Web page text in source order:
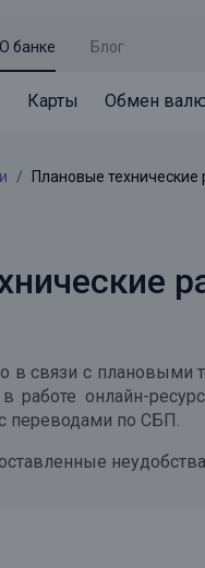
О банке Блог
Карты
услуг
Обмен
Плановые технические
в связи с плановыми
работе онлайн-
переводами по СБП.